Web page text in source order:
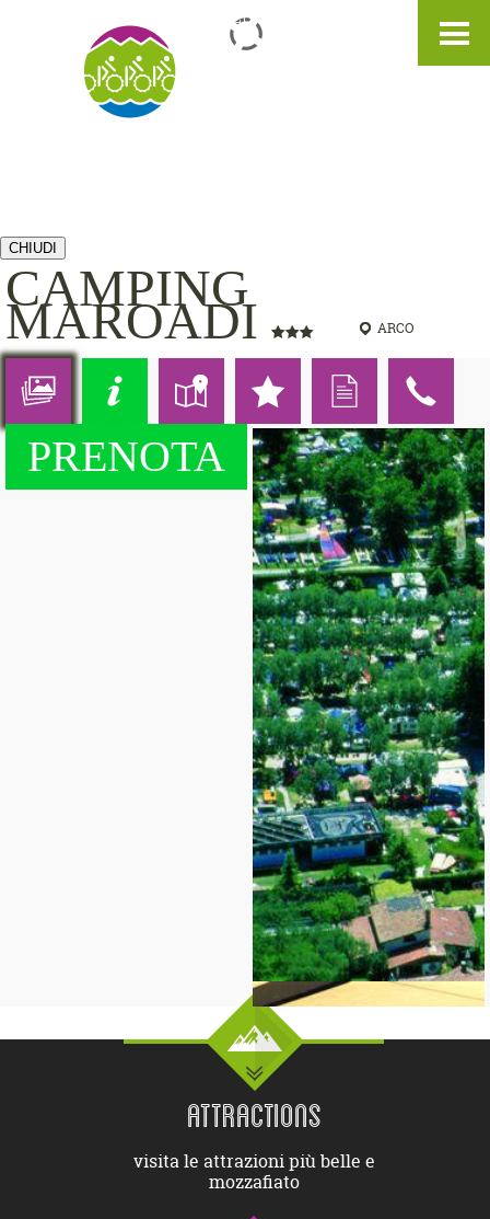
EN
CHIUDI
CAMPING
MAROADI ARCO
PRENOTA
ATTRACTIONS
visita le attrazioni più belle e
mozzafiato